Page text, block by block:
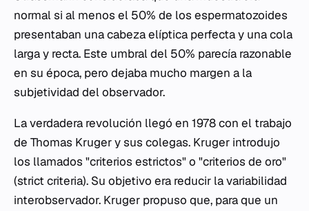
normal si al menos el 50% de los espermatozoides
presentaban una cabeza elíptica perfecta y una cola
larga y recta. Este umbral del 50% parecía razonable
en su época, pero dejaba mucho margen a la
subjetividad del observador.
La verdadera revolución llegó en 1978 con el trabajo
de Thomas Kruger y sus colegas. Kruger introdujo
los llamados "criterios estrictos" o "criterios de oro"
(strict criteria). Su objetivo era reducir la variabilidad
interobservador. Kruger propuso que, para que un